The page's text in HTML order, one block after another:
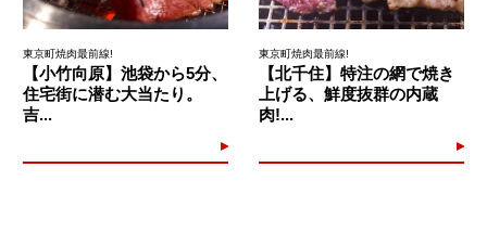
東京町焼肉最前線!
【小竹向原】池袋から5分、
住宅街に潜む大当たり。
吉...
東京町焼肉最前線!
【北千住】特注の網で焼き
上げる、鮮度抜群の内蔵
肉!...